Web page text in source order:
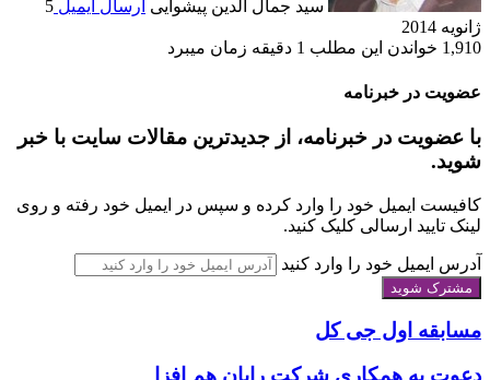
سید جمال الدین پیشوایی ارسال ایمیل 5
ژانویه 2014
1,910 خواندن این مطلب 1 دقیقه زمان می‎برد
عضویت در خبرنامه
با عضویت در خبرنامه، از جدیدترین مقالات سایت با خبر
شوید.
کافیست ایمیل خود را وارد کرده و سپس در ایمیل خود رفته و روی
لینک تایید ارسالی کلیک کنید.
آدرس ایمیل خود را وارد کنید
مسابقه اول جی کل
دعوت به همکاری شرکت رایان هم افزا